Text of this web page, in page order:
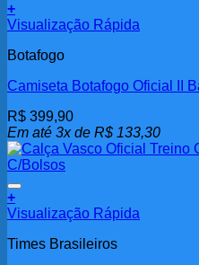
+
Visualização Rápida
Botafogo
Camiseta Botafogo Oficial II
R$ 399,90
Em até 3x de R$ 133,30
+
Visualização Rápida
Times Brasileiros